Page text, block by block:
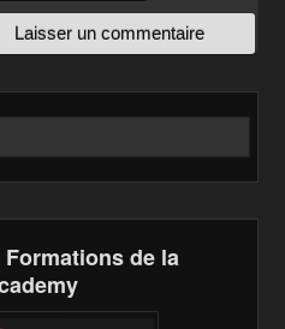
de la